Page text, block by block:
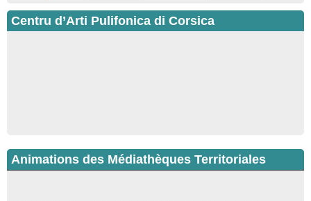
Centru d’Arti Pulifonica di Corsica
Animations des Médiathèques Territoriales